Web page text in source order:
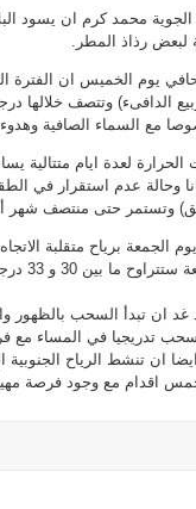
الجوية محمد كرم ان
لبعض رذاذ المطر.
يوم الخميس ان الفترة
الدافىء) وتتصف خلالها
مع السماء الصافية
لعدة ايام متتالية
وحالة عدم استقرار في
وتستمر حتى منتصف شهر
الجمعة برياح متقلبة
ان تبدأ السحب بالظهور
تدريجيا في المساء
ان تنشط الرياح الجنوبية
اقدام مع وجود فرصة